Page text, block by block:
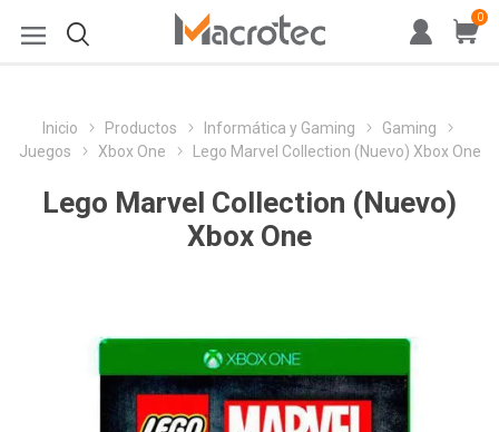
0
Inicio Productos Informática y Gaming
Gaming
Juegos
Xbox One Lego Marvel Collection (Nuevo) Xbox One
Lego Marvel Collection (Nuevo)
Xbox One